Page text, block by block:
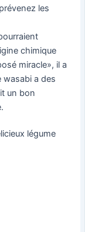
les
chimique
miracle», il a
wasabi a des
un bon
légume